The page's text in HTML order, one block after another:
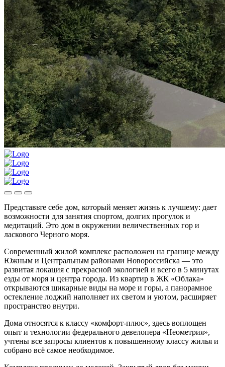
Представьте себе дом, который меняет жизнь к лучшему: дает
возможности для занятия спортом, долгих прогулок и
медитаций. Это дом в окружении величественных гор и
ласкового Черного моря.
Современный жилой комплекс расположен на границе между
Южным и Центральным районами Новороссийска — это
развитая локация с прекрасной экологией и всего в 5 минутах
езды от моря и центра города. Из квартир в ЖК «Облака»
открываются шикарные виды на море и горы, а панорамное
остекление лоджий наполняет их светом и уютом, расширяет
пространство внутри.
Дома относятся к классу «комфорт-плюс», здесь воплощен
опыт и технологии федерального девелопера «Неометрия»,
учтены все запросы клиентов к повышенному классу жилья и
собрано всё самое необходимое.